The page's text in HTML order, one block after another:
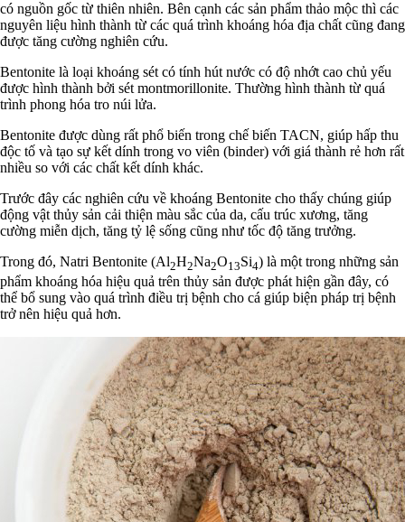
có nguồn gốc từ thiên nhiên. Bên cạnh các sản phẩm thảo mộc thì các
nguyên liệu hình thành từ các quá trình khoáng hóa địa chất cũng đang
được tăng cường nghiên cứu.
Bentonite là loại khoáng sét có tính hút nước có độ nhớt cao chủ yếu
được hình thành bởi sét montmorillonite. Thường hình thành từ quá
trình phong hóa tro núi lửa.
Bentonite được dùng rất phổ biến trong chế biến TACN, giúp hấp thu
độc tố và tạo sự kết dính trong vo viên (binder) với giá thành rẻ hơn rất
nhiều so với các chất kết dính khác.
Trước đây các nghiên cứu về khoáng Bentonite cho thấy chúng giúp
động vật thủy sản cải thiện màu sắc của da, cấu trúc xương, tăng
cường miễn dịch, tăng tỷ lệ sống cũng như tốc độ tăng trưởng.
Trong đó, Natri Bentonite (Al2H2Na2O13Si4) là một trong những sản
phẩm khoáng hóa hiệu quả trên thủy sản được phát hiện gần đây, có
thể bổ sung vào quá trình điều trị bệnh cho cá giúp biện pháp trị bệnh
trở nên hiệu quả hơn.